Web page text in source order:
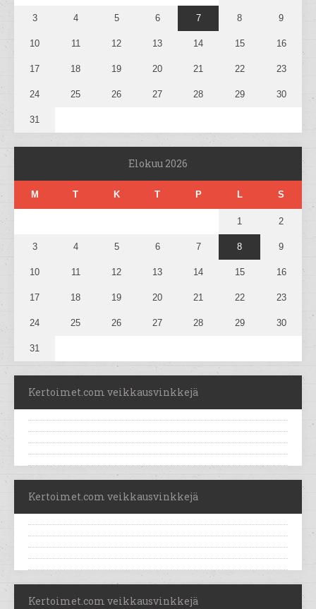
3 4 5 6 7 8 9
10 11 12 13 14 15 16
17 18 19 20 21 22 23
24 25 26 27 28 29 30
31
Elokuu 2026
M T K T P L S
1 2
3 4 5 6 7 8 9
10 11 12 13 14 15 16
17 18 19 20 21 22 23
24 25 26 27 28 29 30
31
Kertoimet.com veikkausvinkkejä
Kertoimet.com veikkausvinkkejä
Kertoimet.com veikkausvinkkejä